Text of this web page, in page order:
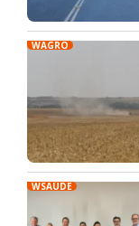
WAGRO
WSAÚDE